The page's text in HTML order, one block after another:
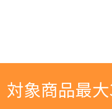
対象商品最